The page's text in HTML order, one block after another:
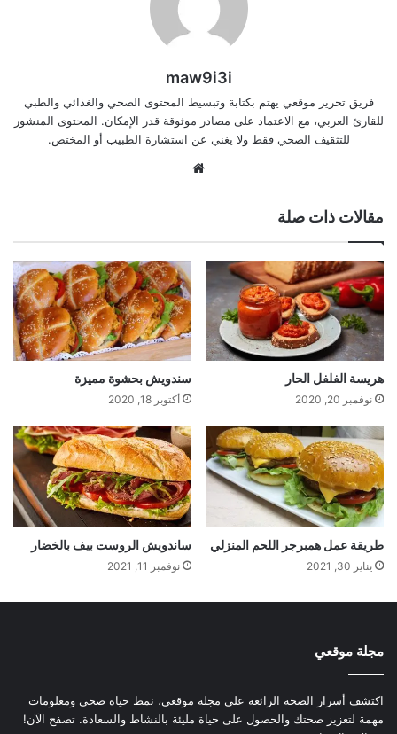
maw9i3i
فريق تحرير موقعي يهتم بكتابة وتبسيط المحتوى الصحي والغذائي والطبي
للقارئ العربي، مع الاعتماد على مصادر موثوقة قدر الإمكان. المحتوى المنشور
للتثقيف الصحي فقط ولا يغني عن استشارة الطبيب أو المختص.
مقالات ذات صلة
هريسة الفلفل الحار
نوفمبر 20, 2020
سندويش بحشوة مميزة
أكتوبر 18, 2020
طريقة عمل همبرجر اللحم المنزلي
يناير 30, 2021
ساندويش الروست بيف بالخضار
نوفمبر 11, 2021
مجلة موقعي
اكتشف أسرار الصحة الرائعة على مجلة موقعي، نمط حياة صحي ومعلومات
مهمة لتعزيز صحتك والحصول على حياة مليئة بالنشاط والسعادة. تصفح الآن!